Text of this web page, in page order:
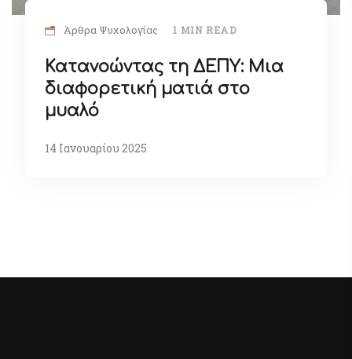
Άρθρα Ψυχολογίας 1 MIN READ
Κατανοώντας τη ΔΕΠΥ: Μια
διαφορετική ματιά στο
μυαλό
14 Ιανουαρίου 2025